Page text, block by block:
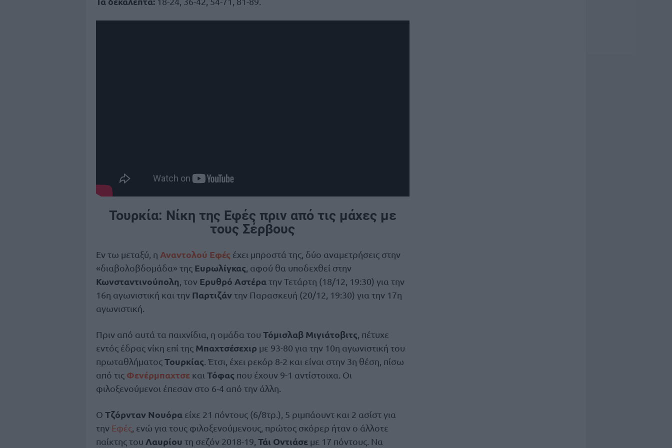
Τουρκία: Νίκη της Εφές πριν από τις μάχες με
τους Σέρβους
Εν τω μεταξύ, η Αναντολού Εφές έχει μπροστά της, δύο αναμετρήσεις στην
«διαβολοβδομάδα» της Ευρωλίγκας , αφού θα υποδεχθεί στην
Κωνσταντινούπολη , τον Ερυθρό Αστέρα την Τετάρτη (18/12, 19:30) για την
16η αγωνιστική και την Παρτιζάντην Παρασκευή (20/12, 19:30) για την 17η
αγωνιστική.
Πριν από αυτά τα παιχνίδια, η ομάδα του Τόμισλαβ Μιγιάτοβιτς , πέτυχε
εντός έδρας νίκη επί της Μπαχτσέσεχιρ με 93-80 για την 10η αγωνιστική του
πρωταθλήματοςΤουρκίας . Έτσι, έχει ρεκόρ 8-2 και είναι στην 3η θέση, πίσω
από τις Φενέρμπαχτσε και Τόφας που έχουν 9-1 αντίστοιχα. Οι
φιλοξενούμενοι έπεσαν στο 6-4 από την άλλη.
Ο Τζόρνταν Νουόρα είχε 21 πόντους (6/8τρ.), 5 ριμπάουντ και 2 ασίστ για
την Εφές , ενώ για τους φιλοξενούμενους, πρώτος σκόρερ ήταν ο άλλοτε
παίκτης του Λαυρίου τη σεζόν 2018-19, Τάι Οντιάσε με 17 πόντους. Να